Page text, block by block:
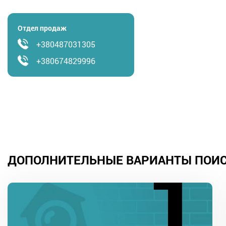
Отдел продаж
+380487031305
+380674829996
ДОПОЛНИТЕЛЬНЫЕ ВАРИАНТЫ